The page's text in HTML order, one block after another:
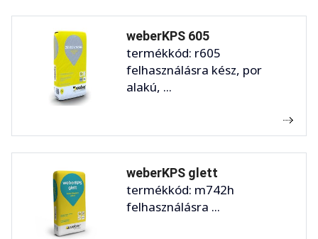
weberKPS 605
termékkód: r605
felhasználásra kész, por
alakú, ...
weberKPS glett
termékkód: m742h
felhasználásra ...